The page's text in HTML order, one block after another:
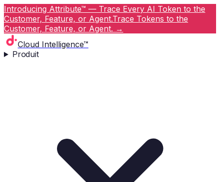
Introducing Attribute™ — Trace Every AI Token to the
Customer, Feature, or Agent.Trace Tokens to the
Customer, Feature, or Agent. →
Cloud Intelligence™
Produit